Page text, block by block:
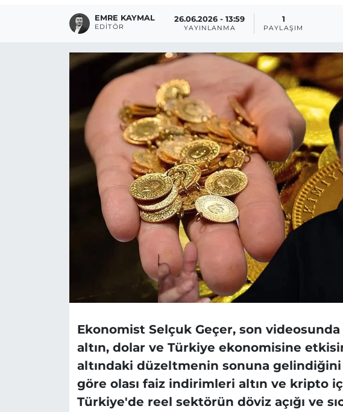
EMRE KAYMAL
EDITÖR
26.06.2026 - 13:59
YAYINLANMA
1
PAYLAŞIM
Ekonomist Selçuk Geçer, son
altın, dolar ve Türkiye ekonomisine
altındaki düzeltmenin sonuna
göre olası faiz indirimleri altın ve kripto
Türkiye'de reel sektörün döviz açığı ve